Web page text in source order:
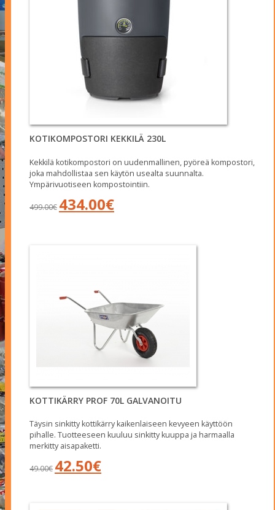
KOTIKOMPOSTORI KEKKILÄ 230L
Kekkilä kotikompostori on uudenmallinen, pyöreä kompostori,
joka mahdollistaa sen käytön usealta suunnalta.
Ympärivuotiseen kompostointiin.
499.00€
Alkuperäinen
hinta
434.00€Nykyinen
hinta
KOTTIKÄRRY PROF 70L GALVANOITU
Täysin sinkitty kottikärry kaikenlaiseen kevyeen käyttöön
pihalle. Tuotteeseen kuuluu sinkitty kuuppa ja harmaalla
merkitty aisapaketti.
49.00€
Alkuperäinen
hinta
42.50€Nykyinen
hinta